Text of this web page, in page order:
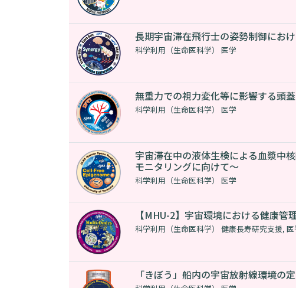
長期宇宙滞在飛行士の姿勢制御にお
科学利用（生命医科学） 医学
無重力での視力変化等に影響する頭
科学利用（生命医科学） 医学
宇宙滞在中の液体生検による血漿中
モニタリングに向けて～
科学利用（生命医科学） 医学
【MHU-2】宇宙環境における健康
科学利用（生命医科学） 健康長寿研究支援,
「きぼう」船内の宇宙放射線環境の